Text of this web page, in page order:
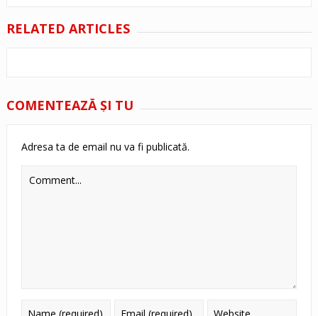
RELATED ARTICLES
COMENTEAZĂ ŞI TU
Adresa ta de email nu va fi publicată.